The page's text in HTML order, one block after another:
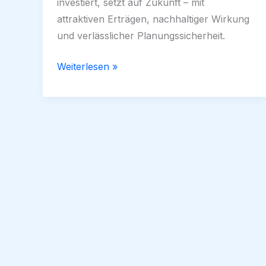
investiert, setzt auf Zukunft – mit
attraktiven Erträgen, nachhaltiger Wirkung
und verlässlicher Planungssicherheit.
Einspeisevergütung
Wie
Weiterlesen »